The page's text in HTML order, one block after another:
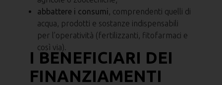
abbattere i consumi, comprendenti quelli di
acqua, prodotti e sostanze indispensabili
per l’operatività (fertilizzanti, fitofarmaci e
così via).
I BENEFICIARI DEI
FINANZIAMENTI